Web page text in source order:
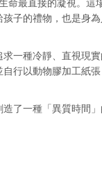
子的禮物，也是身
一種冷靜、直視現實
行以動物膠加工紙
了一種「異質時間